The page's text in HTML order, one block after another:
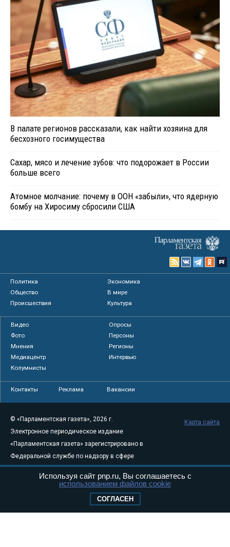
В палате регионов рассказали, как найти хозяина для
бесхозного госимущества
Сахар, мясо и лечение зубов: что подорожает в России
больше всего
Атомное молчание: почему в ООН «забыли», что ядерную
бомбу на Хиросиму сбросили США
Политика
Экономика
Общество
В мире
Происшествия
Культура
Видео
Опросы
Фото
Персоны
Мнения
Регионы
Медиацентр
Интервью
Колумнисты
Контакты Реклама Вакансии
© «Парламентская газета», 2026 г.
Электронное периодическое издание
«Парламентская газета» зарегистрировано в
Федеральной службе по надзору в сфере
связи, информационных технологий и
массовых коммуникаций (Роскомнадзор) 05
Свидетельство о регистрации Эл № ФС77-
Карта сайта
Используя сайт pnp.ru, Вы соглашаетесь с
использованием файлов cookie
СОГЛАСЕН